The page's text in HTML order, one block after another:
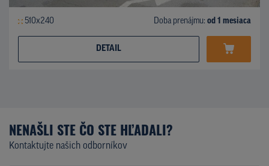
510x240 Doba prenájmu: od 1 mesiaca
DETAIL
NENAŠLI STE ČO STE HĽADALI?
Kontaktujte našich odborníkov